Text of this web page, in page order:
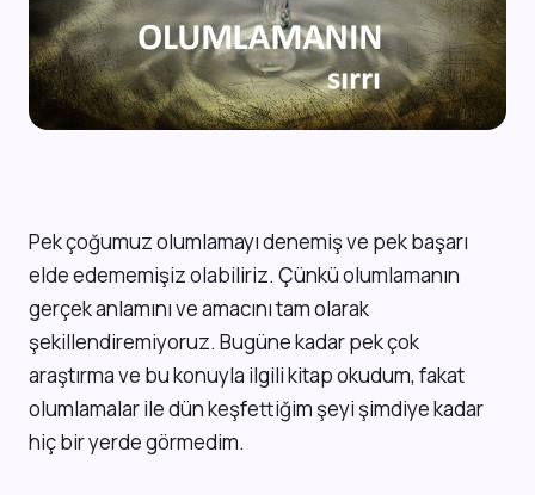
Pek çoğumuz olumlamayı denemiş ve pek başarı
elde edememişiz olabiliriz. Çünkü olumlamanın
gerçek anlamını ve amacını tam olarak
şekillendiremiyoruz. Bugüne kadar pek çok
araştırma ve bu konuyla ilgili kitap okudum, fakat
olumlamalar ile dün keşfettiğim şeyi şimdiye kadar
hiç bir yerde görmedim.